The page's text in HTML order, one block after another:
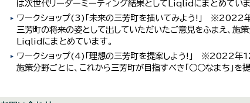
は次世代リーダーミーティング結果としてLiqlidにまとめていま
ワークショップ(3)「未来の三芳町を描いてみよう!」 ※2022年
三芳町の将来の姿として出していただいたご意見をふまえ、施
Liqlidにまとめています。
ワークショップ(4)「理想の三芳町を提案しよう!」 ※2022年12
施策分野ごとに、これから三芳町が目指すべき「○○なまち」を提